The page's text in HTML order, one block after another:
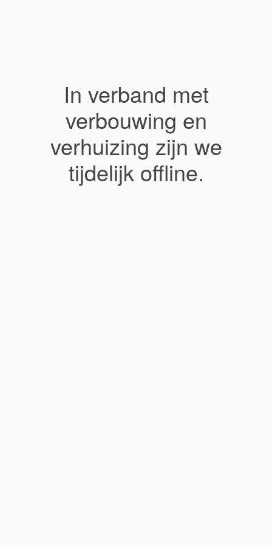
In verband met
verbouwing en
verhuizing zijn we
tijdelijk offline.